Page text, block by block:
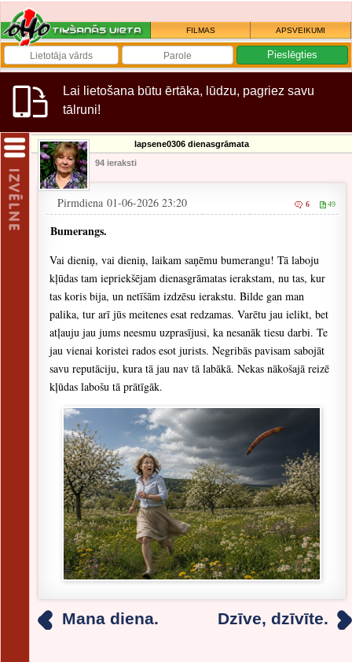
FILMAS APSVEIKUMI
Lai lietošana būtu ērtāka, lūdzu, pagriez savu
tālruni!
lapsene0306 dienasgrāmata
94 ieraksti
Pirmdiena 01-06-2026 23:20 6 49
Bumerangs.
Vai dieniņ, vai dieniņ, laikam saņēmu bumerangu! Tā laboju
kļūdas tam iepriekšējam dienasgrāmatas ierakstam, nu tas, kur
tas koris bija, un netīšām izdzēsu ierakstu. Bilde gan man
palika, tur arī jūs meitenes esat redzamas. Varētu jau ielikt, bet
atļauju jau jums neesmu uzprasījusi, ka nesanāk tiesu darbi. Te
jau vienai koristei rados esot jurists. Negribās pavisam sabojāt
savu reputāciju, kura tā jau nav tā labākā. Nekas nākošajā reizē
kļūdas labošu tā prātīgāk.
Mana diena. Dzīve, dzīvīte.